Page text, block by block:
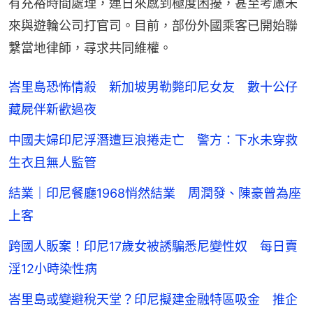
有充裕時間處理，連日來感到極度困擾，甚至考慮未
來與遊輪公司打官司。目前，部份外國乘客已開始聯
繫當地律師，尋求共同維權。
峇里島恐怖情殺 新加坡男勒斃印尼女友 數十公仔
藏屍伴新歡過夜
中國夫婦印尼浮潛遭巨浪捲走亡 警方：下水未穿救
生衣且無人監管
結業｜印尼餐廳1968悄然結業 周潤發、陳豪曾為座
上客
跨國人販案！印尼17歲女被誘騙悉尼變性奴 每日賣
淫12小時染性病
峇里島或變避稅天堂？印尼擬建金融特區吸金 推企